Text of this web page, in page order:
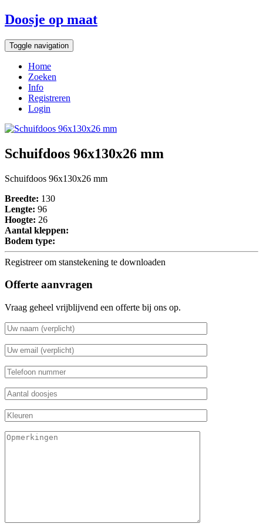
Doosje op maat
Toggle navigation
Home
Zoeken
Info
Registreren
Login
Schuifdoos 96x130x26 mm
Schuifdoos 96x130x26 mm
Breedte: 130
Lengte: 96
Hoogte: 26
Aantal kleppen:
Bodem type:
Registreer om stanstekening te downloaden
Offerte aanvragen
Vraag geheel vrijblijvend een offerte bij ons op.